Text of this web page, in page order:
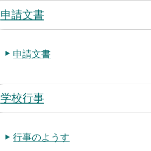
申請文書
申請文書
学校行事
行事のようす